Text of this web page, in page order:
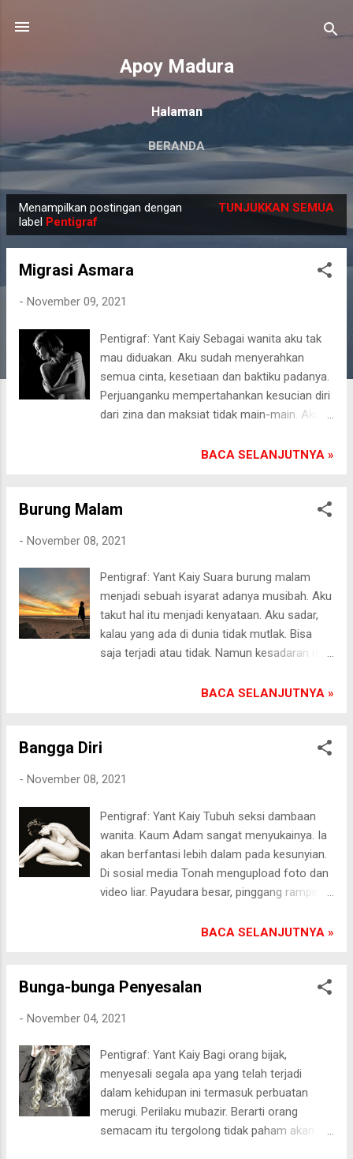
Apoy Madura
Halaman
BERANDA
o
Menampilkan postingan dengan
label Pentigraf
TUNJUKKAN SEMUA
Migrasi Asmara
- November 09, 2021
Pentigraf: Yant Kaiy Sebagai wanita aku tak
mau diduakan. Aku sudah menyerahkan
semua cinta, kesetiaan dan baktiku padanya.
Perjuanganku mempertahankan kesucian diri
dari zina dan maksiat tidak main-main. Aku
bukan hanya dunia. Kurawat tubuhku untuk
jamu pada malam hari, merangsang suami
dengan senyum merekah, meletakkan
tipis, bermake up secantik mungkin,
seminggu sekali merubah suasana ruang
tidur agar tidak monoton. Berbagai cara aku
lakukan supaya suami tidak melirik wanita
lain. Aku tak mau seperti tetangga sebelah
suaminya sukses berbisnis.[] Pasongsongan,
BACA SELANJUTNYA »
Burung Malam
- November 08, 2021
Pentigraf: Yant Kaiy Suara burung malam
menjadi sebuah isyarat adanya musibah. Aku
takut hal itu menjadi kenyataan. Aku sadar,
kalau yang ada di dunia tidak mutlak. Bisa
saja terjadi atau tidak. Namun kesadaran itu
berdegub kencang. Trauma itu terus
akibat dianiaya oleh orang tak dikenal.
Aparat kepolisian seolah kehilangan jejak.
dia agar mendapat ampunan-Nya. Aku tak
sanggup membayangkan, detik-detik
nyawanya berpisah raga.[] Pasongsongan,
8/11/2021
BACA SELANJUTNYA »
Bangga Diri
- November 08, 2021
Pentigraf: Yant Kaiy Tubuh seksi dambaan
wanita. Kaum Adam sangat menyukainya. Ia
akan berfantasi lebih dalam pada kesunyian.
Di sosial media Tonah mengupload foto dan
video liar. Payudara besar, pinggang ramping,
kecil sengaja ia pilih agar pria kian
berganti di akunnya. Sindrom bangga diri
sakit menghinggapinya. Tubuhnya mulai
berhamburan di jalan pikirannya. Ia tidak
cantik lagi.[] Pasongsongan, 8/11/2021
BACA SELANJUTNYA »
Bunga-bunga Penyesalan
- November 04, 2021
Pentigraf: Yant Kaiy Bagi orang bijak,
menyesali segala apa yang telah terjadi
dalam kehidupan ini termasuk perbuatan
merugi. Perilaku mubazir. Berarti orang
semacam itu tergolong tidak paham akan